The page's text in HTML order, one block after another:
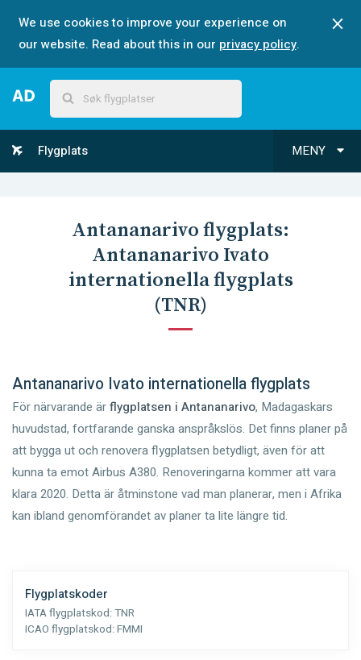
We use cookies to improve your experience on
our website. Read about this in our privacy policy.
MENY
Flygplats
Antananarivo flygplats:
Antananarivo Ivato
internationella flygplats
(TNR)
Antananarivo Ivato internationella flygplats
För närvarande ärflygplatsen i Antananarivo, Madagaskars
huvudstad, fortfarande ganska anspråkslös. Det finns planer på
att bygga ut och renovera flygplatsen betydligt, även för att
kunna ta emot Airbus A380. Renoveringarna kommer att vara
klara 2020. Detta är åtminstone vad man planerar, men i Afrika
kan ibland genomförandet av planer ta lite längre tid.
Flygplatskoder
IATA flygplatskod:TNR
ICAO flygplatskod:FMMI